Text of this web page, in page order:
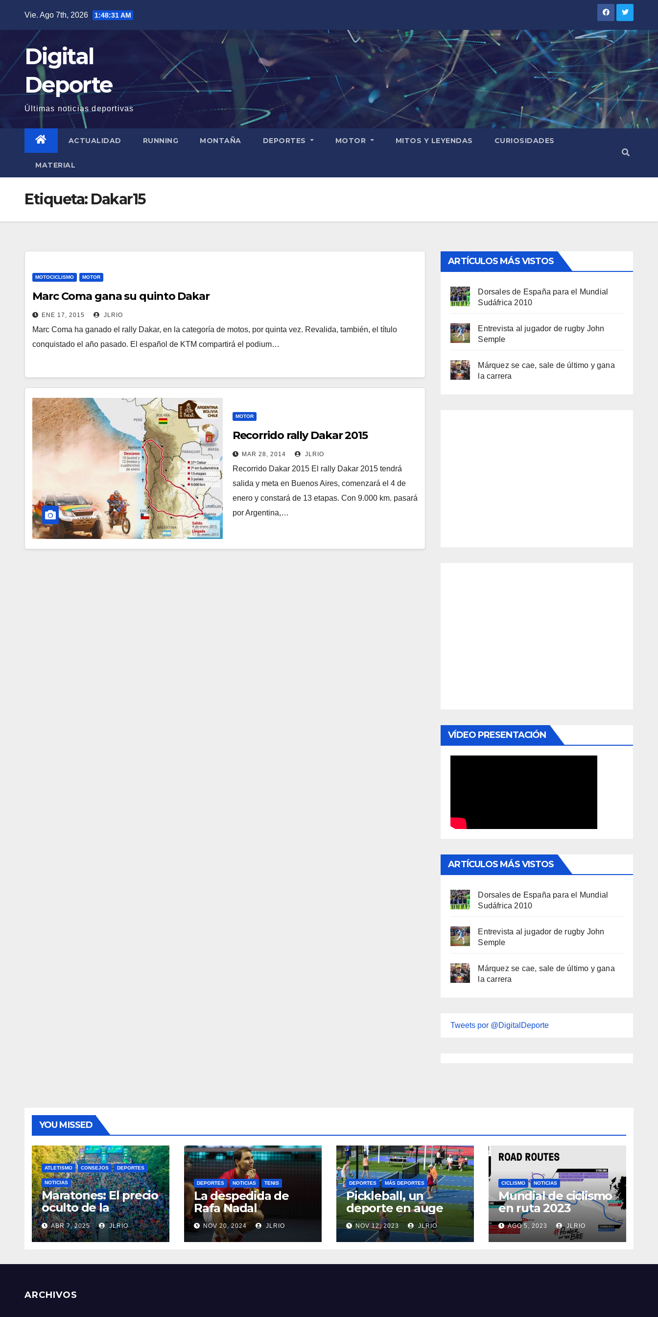
contenido
Vie. Ago 7th, 2026 1:48:32 AM
Digital
Deporte
Últimas noticias deportivas
ACTUALIDAD RUNNING MONTAÑA DEPORTES MOTOR MITOS Y LEYENDAS CURIOSIDADES
MATERIAL
Etiqueta: Dakar15
MOTOCICLISMO MOTOR
Marc Coma gana su quinto Dakar
ENE 17, 2015 JLRIO
Marc Coma ha ganado el rally Dakar, en la categoría de motos, por quinta vez. Revalida, también, el título
conquistado el año pasado. El español de KTM compartirá el podium…
MOTOR
Recorrido rally Dakar 2015
MAR 28, 2014 JLRIO
Recorrido Dakar 2015 El rally Dakar 2015 tendrá
salida y meta en Buenos Aires, comenzará el 4 de
enero y constará de 13 etapas. Con 9.000 km. pasará
por Argentina,…
ARTÍCULOS MÁS VISTOS
Dorsales de España para el Mundial
Sudáfrica 2010
Entrevista al jugador de rugby John
Semple
Márquez se cae, sale de último y gana
la carrera
VÍDEO PRESENTACIÓN
ARTÍCULOS MÁS VISTOS
Dorsales de España para el Mundial
Sudáfrica 2010
Entrevista al jugador de rugby John
Semple
Márquez se cae, sale de último y gana
la carrera
Tweets por @DigitalDeporte
YOU MISSED
ATLETISMO CONSEJOS DEPORTES
NOTICIAS
Maratones: El precio
oculto de la
resistencia
ABR 7, 2025 JLRIO
DEPORTES NOTICIAS TENIS
La despedida de
Rafa Nadal
NOV 20, 2024 JLRIO
DEPORTES MÁS DEPORTES
Pickleball, un
deporte en auge
NOV 12, 2023 JLRIO
CICLISMO NOTICIAS
Mundial de ciclismo
en ruta 2023
AGO 5, 2023 JLRIO
ARCHIVOS